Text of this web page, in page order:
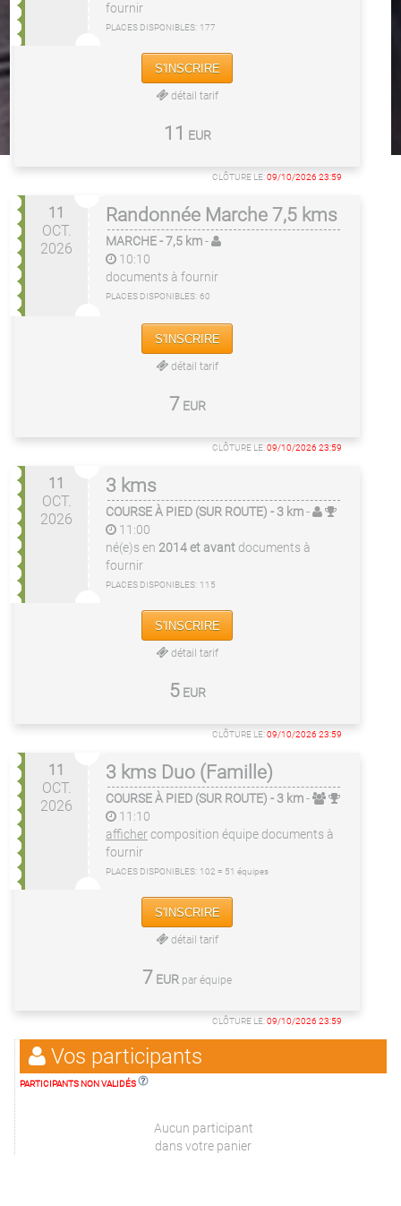
fournir
PLACES DISPONIBLES: 177
S'INSCRIRE
détail tarif
11 EUR
CLÔTURE LE:09/10/2026 23:59
11
OCT.
2026
Randonnée Marche 7,5 kms
MARCHE- 7,5 km-
10:10
documents à fournir
PLACES DISPONIBLES: 60
S'INSCRIRE
détail tarif
7 EUR
CLÔTURE LE:09/10/2026 23:59
11
OCT.
2026
3 kms
COURSE À PIED (SUR ROUTE) - 3 km-
11:00
né(e)s en 2014 et avant documents à
fournir
PLACES DISPONIBLES: 115
S'INSCRIRE
détail tarif
5 EUR
CLÔTURE LE:09/10/2026 23:59
11
OCT.
2026
3 kms Duo (Famille)
COURSE À PIED (SUR ROUTE) - 3 km-
11:10
affichercomposition équipe documents à
fournir
PLACES DISPONIBLES: 102 = 51 équipes
S'INSCRIRE
détail tarif
7 EUR par équipe
CLÔTURE LE:09/10/2026 23:59
Vos participants
PARTICIPANTS NON VALIDÉS
Aucun participant
dans votre panier